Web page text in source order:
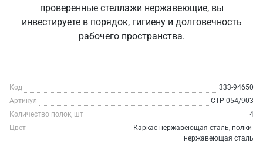
проверенные стеллажи нержавеющие, вы
инвестируете в порядок, гигиену и долговечность
рабочего пространства.
Код
333-94650
Артикул
СТР-054/903
Количество полок, шт
4
Цвет
Каркас-нержавеющая сталь, полки-
нержавеющая сталь